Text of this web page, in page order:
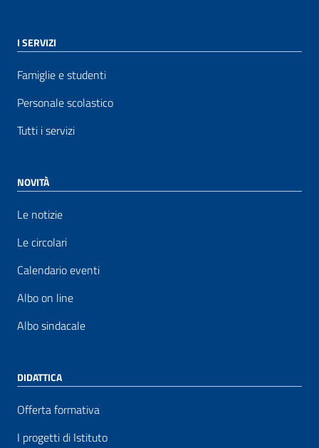
I SERVIZI
Famiglie e studenti
Personale scolastico
Tutti i servizi
NOVITÀ
Le notizie
Le circolari
Calendario eventi
Albo on line
Albo sindacale
DIDATTICA
Offerta formativa
I progetti di Istituto